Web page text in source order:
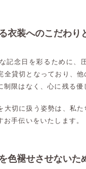
衣装へのこだわり
記念日を彩るために、
全貸切となっており、
限はなく、心に残る
大切に扱う姿勢は、私
手伝いをいたします。
色褪せさせないた